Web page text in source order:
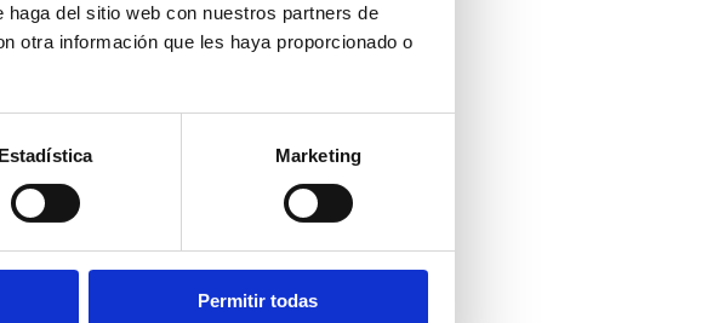
del sitio web con nuestros partners de
otra información que les haya proporcionado o
Estadística Marketing
Permitir todas